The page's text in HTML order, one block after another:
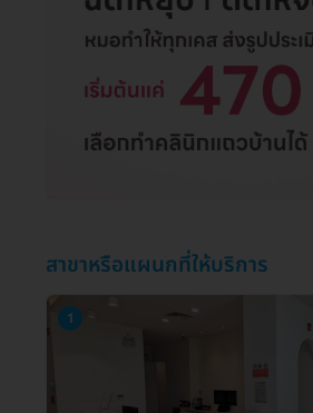
สาขาหรือแผนกที่ให้บริการ
1